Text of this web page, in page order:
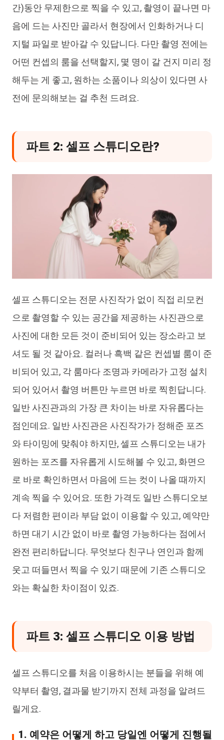
간)동안 무제한으로 찍을 수 있고, 촬영이 끝나면 마
음에 드는 사진만 골라서 현장에서 인화하거나 디
지털 파일로 받아갈 수 있답니다. 다만 촬영 전에는
어떤 컨셉의 룸을 선택할지, 몇 명이 갈 건지 미리 정
해두는 게 좋고, 원하는 소품이나 의상이 있다면 사
전에 문의해보는 걸 추천 드려요.
파트 2: 셀프 스튜디오란?
셀프 스튜디오는 전문 사진작가 없이 직접 리모컨
으로 촬영할 수 있는 공간을 제공하는 사진관으로
사진에 대한 모든 것이 준비되어 있는 장소라고 보
셔도 될 것 같아요. 컬러나 흑백 같은 컨셉별 룸이 준
비되어 있고, 각 룸마다 조명과 카메라가 고정 설치
되어 있어서 촬영 버튼만 누르면 바로 찍힌답니다.
일반 사진관과의 가장 큰 차이는 바로 자유롭다는
점인데요. 일반 사진관은 사진작가가 정해준 포즈
와 타이밍에 맞춰야 하지만, 셀프 스튜디오는 내가
원하는 포즈를 자유롭게 시도해볼 수 있고, 화면으
로 바로 확인하면서 마음에 드는 컷이 나올 때까지
계속 찍을 수 있어요. 또한 가격도 일반 스튜디오보
다 저렴한 편이라 부담 없이 이용할 수 있고, 예약만
하면 대기 시간 없이 바로 촬영 가능하다는 점에서
완전 편리하답니다. 무엇보다 친구나 연인과 함께
웃고 떠들면서 찍을 수 있기 때문에 기존 스튜디오
와는 확실한 차이점이 있죠.
파트 3: 셀프 스튜디오 이용 방법
셀프 스튜디오를 처음 이용하시는 분들을 위해 예
약부터 촬영, 결과물 받기까지 전체 과정을 알려드
릴게요.
1. 예약은 어떻게 하고 당일엔 어떻게 진행될